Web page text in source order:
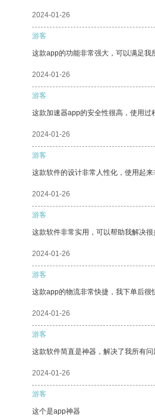
2024-01-26
游客
这款app的功能非常强大，可以满足我
2024-01-26
游客
这款加速器app的安全性很高，使用过
2024-01-26
游客
这款软件的设计非常人性化，使用起来
2024-01-26
游客
这款软件非常实用，可以帮助我解决
2024-01-26
游客
这款app的物流非常快捷，我下单后很
2024-01-26
游客
这款软件简直是神器，解决了我所有问
2024-01-26
游客
这个是app神器